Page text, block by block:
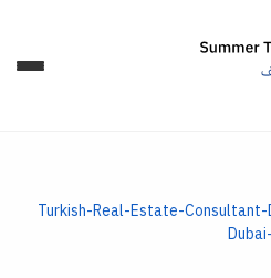
Turkish-Real-Estate-